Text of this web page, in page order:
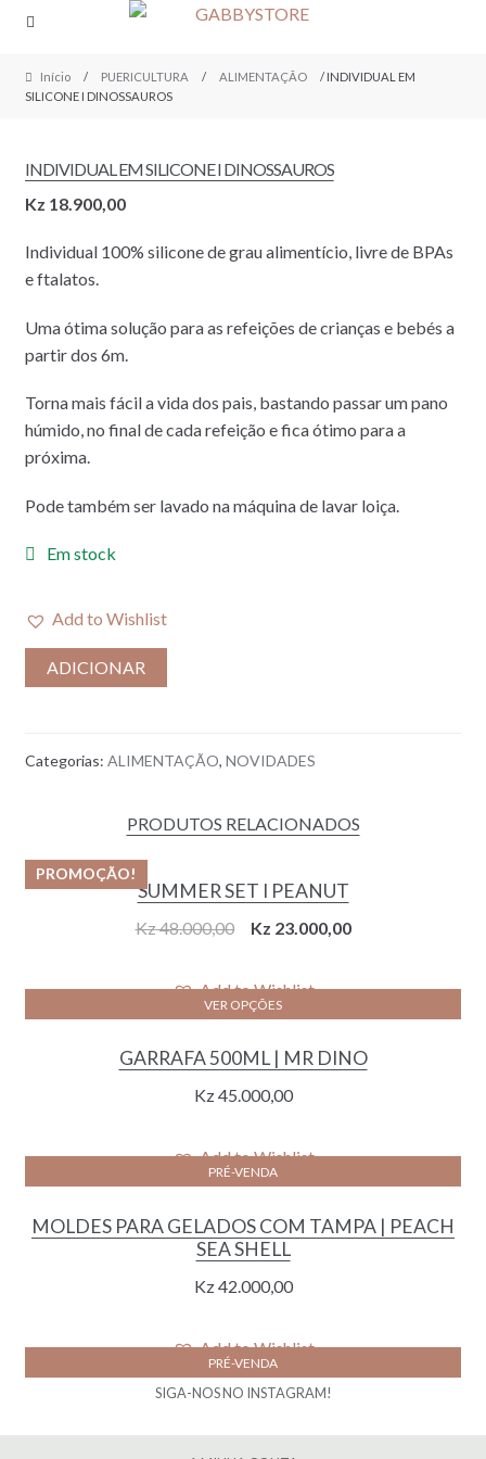
Skip
navigation
Skip
content
Início / PUERICULTURA / ALIMENTAÇÃO
/ INDIVIDUAL EM
SILICONE I DINOSSAUROS
INDIVIDUAL EM SILICONE I DINOSSAUROS
Kz 18.900,00
Individual 100% silicone de grau alimentício, livre de BPAs
e ftalatos.
Uma ótima solução para as refeições de crianças e bebés a
partir dos 6m.
Torna mais fácil a vida dos pais, bastando passar um pano
húmido, no final de cada refeição e fica ótimo para a
próxima.
Pode também ser lavado na máquina de lavar loiça.
Em stock
Add to Wishlist
ADICIONAR
Categorias: ALIMENTAÇÃO, NOVIDADES
PRODUTOS RELACIONADOS
SUMMER SET I PEANUT
PROMOÇÃO!
Kz48.000,00
Original
was:
Kz 48.000,00.
Kz 23.000,00Current
Add to Wishlist
VER OPÇÕES
GARRAFA 500ML | MR DINO
Kz45.000,00
Add to Wishlist
PRÉ-VENDA
MOLDES PARA GELADOS COM TAMPA | PEACH
SEA SHELL
Kz42.000,00
Add to Wishlist
PRÉ-VENDA
SIGA-NOS NO INSTAGRAM!